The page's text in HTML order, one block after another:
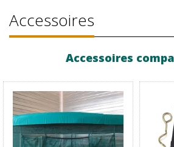
Accessoires
Accessoires